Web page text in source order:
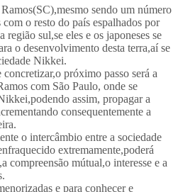
sendo um número
o resto do país espalhados por
sul,se eles e os japoneses se
o desenvolvimento desta terra,aí se
Nikkei.
próximo passo será a
com São Paulo, onde se
assim, propagar a
consequentemente a
o intercâmbio entre a sociedade
extremamente,poderá
compreensão mútual,o interesse e a
e para conhecer e